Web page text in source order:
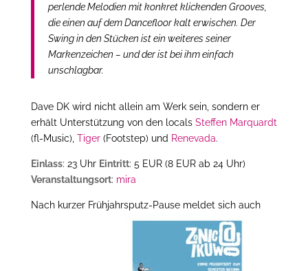
perlende Melodien mit konkret klickenden Grooves,
die einen auf dem Dancefloor kalt erwischen. Der
Swing in den Stücken ist ein weiteres seiner
Markenzeichen – und der ist bei ihm einfach
unschlagbar.
Dave DK wird nicht allein am Werk sein, sondern er
erhält Unterstützung von den locals Steffen Marquardt
(fl-Music), Tiger(Footstep) und Renevada.
Einlass: 23 Uhr Eintritt: 5 EUR (8 EUR ab 24 Uhr)
Veranstaltungsort: mira
Nach kurzer Frühjahrsputz-Pause meldet sich auch